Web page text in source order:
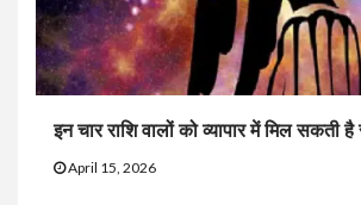
इन चार राशि वालों को व्यापार में मिल सकती
April 15, 2026